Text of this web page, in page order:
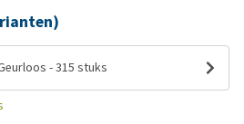
- 315 stuks